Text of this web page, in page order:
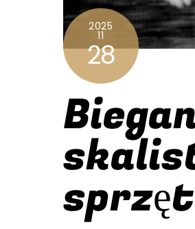
2025
11
28
sprzęt